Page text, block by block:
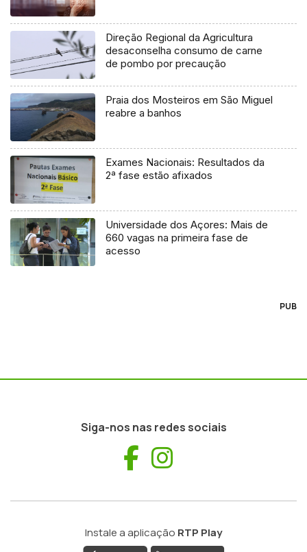
Direção Regional da Agricultura
desaconselha consumo de carne
de pombo por precaução
Praia dos Mosteiros em São Miguel
reabre a banhos
Exames Nacionais: Resultados da
2ª fase estão afixados
Universidade dos Açores: Mais de
660 vagas na primeira fase de
acesso
PUB
Siga-nos nas redes sociais
Facebook
Instale a aplicação RTP Play